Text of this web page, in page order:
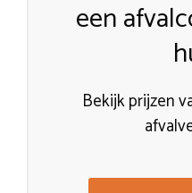
een
Bekijk prijzen